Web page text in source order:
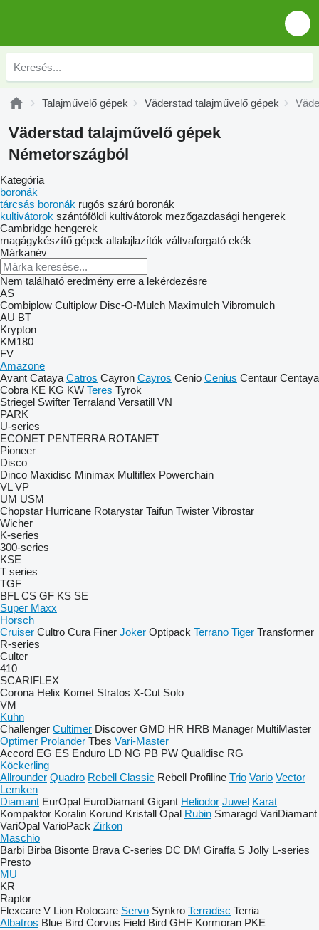
Talajművelő gépek Väderstad talajművelő gépek
Väderstad talajművelő gépek
Németországból
Kategória
boronák
tárcsás boronák rugós szárú boronák
kultivátorok szántóföldi kultivátorok mezőgazdasági hengerek
Cambridge hengerek
magágykészítő gépek altalajlazítók váltvaforgató ekék
Márkanév
Nem található eredmény erre a lekérdezésre
AS
Combiplow Cultiplow Disc-O-Mulch Maximulch Vibromulch
AU BT
Krypton
KM180
FV
Amazone
Avant Cataya Catros Cayron Cayros Cenio Cenius Centaur Centaya
Cobra KE KG KW Teres Tyrok
Striegel Swifter Terraland Versatill VN
PARK
U-series
ECONET PENTERRA ROTANET
Pioneer
Disco
Dinco Maxidisc Minimax Multiflex Powerchain
VL VP
UM USM
Chopstar Hurricane Rotarystar Taifun Twister Vibrostar
Wicher
K-series
300-series
KSE
T series
TGF
BFL CS GF KS SE
Super Maxx
Horsch
Cruiser Cultro Cura Finer Joker Optipack Terrano Tiger Transformer
R-series
Culter
410
SCARIFLEX
Corona Helix Komet Stratos X-Cut Solo
VM
Kuhn
Challenger Cultimer Discover GMD HR HRB Manager MultiMaster
Optimer Prolander Tbes Vari-Master
Accord EG ES Enduro LD NG PB PW Qualidisc RG
Köckerling
Allrounder Quadro Rebell Classic Rebell Profiline Trio Vario Vector
Lemken
Diamant EurOpal EuroDiamant Gigant Heliodor Juwel Karat
Kompaktor Koralin Korund Kristall Opal Rubin Smaragd VariDiamant
VariOpal VarioPack Zirkon
Maschio
Barbi Birba Bisonte Brava C-series DC DM Giraffa S Jolly L-series
Presto
MU
KR
Raptor
Flexcare V Lion Rotocare Servo Synkro Terradisc Terria
Albatros Blue Bird Corvus Field Bird GHF Kormoran PKE